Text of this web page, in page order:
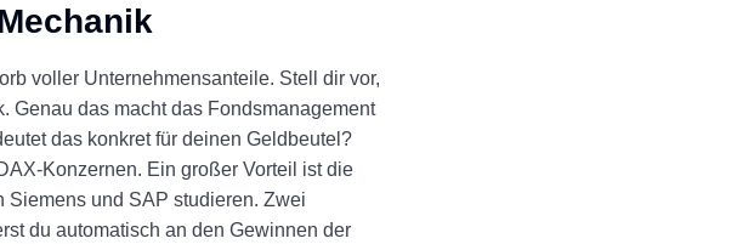
voller Unternehmensanteile. Stell dir vor,
Genau das macht das Fondsmanagement
das konkret für deinen Geldbeutel?
Konzernen. Ein großer Vorteil ist die
Siemens und SAP studieren. Zwei
du automatisch an den Gewinnen der